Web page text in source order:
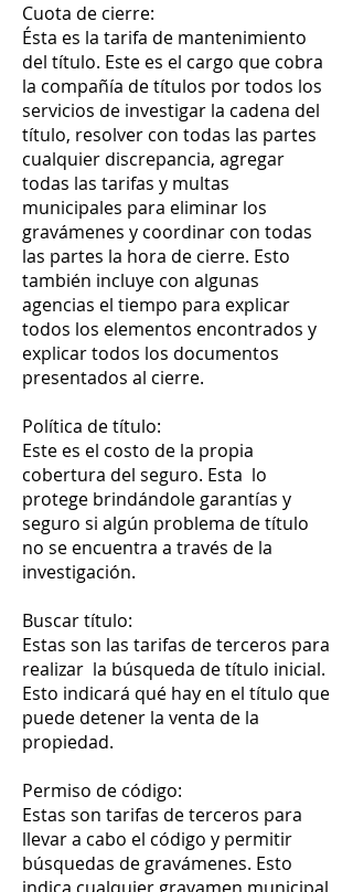
Cuota de cierre:
Ésta es la tarifa de mantenimiento
del título. Este es el cargo que cobra
la compañía de títulos por todos los
servicios de investigar la cadena del
título, resolver con todas las partes
cualquier discrepancia, agregar
todas las tarifas y multas
municipales para eliminar los
gravámenes y coordinar con todas
las partes la hora de cierre. Esto
también incluye con algunas
agencias el tiempo para explicar
todos los elementos encontrados y
explicar todos los documentos
presentados al cierre.
Política de título:
Este es el costo de la propia
cobertura del seguro. Esta lo
protege brindándole garantías y
seguro si algún problema de título
no se encuentra a través de la
investigación.
Buscar título:
Estas son las tarifas de terceros para
realizar la búsqueda de título inicial.
Esto indicará qué hay en el título que
puede detener la venta de la
propiedad.
Permiso de código:
Estas son tarifas de terceros para
llevar a cabo el código y permitir
búsquedas de gravámenes. Esto